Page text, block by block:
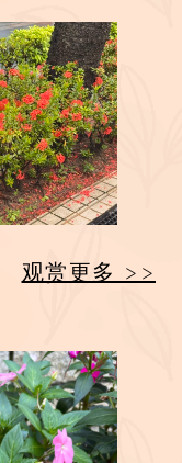
观赏更多 >>